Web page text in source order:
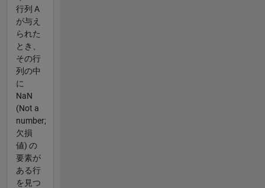
行列 A
が与え
られた
とき、
その行
列の中
に
NaN
(Not a
number;
欠損
値) の
要素が
ある行
を見つ